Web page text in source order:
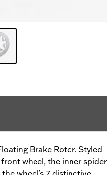
Brake Rotor. Styled
wheel, the inner spider
wheel's 7 distinctive